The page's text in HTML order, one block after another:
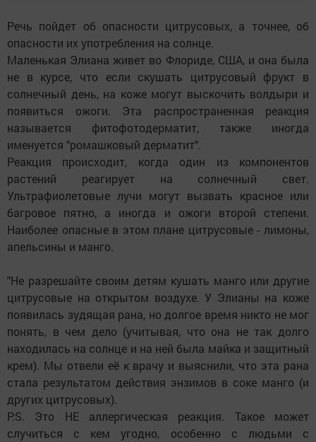
Речь пойдет об опасности цитрусовых, а точнее, об
опасности их употребления на солнце.
Маленькая Элиана живет во Флориде, США, и она была
не в курсе, что если скушать цитрусовый фрукт в
солнечный день, на коже могут выскочить волдыри и
появиться ожоги. Эта распространенная реакция
называется фитофотодерматит, также иногда
именуется "ромашковый дерматит".
Реакция происходит, когда один из компонентов
растений реагирует на солнечный свет.
Ультрафиолетовые лучи могут вызвать красное или
багровое пятно, а иногда и ожоги второй степени.
Наиболее опасные в этом плане цитрусовые - лимоны,
апельсины и манго.
"Не разрешайте своим детям кушать манго или другие
цитрусовые на открытом воздухе. У Элианы на коже
появилась зудящая рана, но долгое время никто не мог
понять, в чем дело (учитывая, что она не так долго
находилась на солнце и на ней была майка и защитный
крем). Мы отвели её к врачу и выяснили, что эта рана
стала результатом действия энзимов в соке манго (и
других цитрусовых).
P.S. Это НЕ аллергическая реакция. Такое может
случиться с кем угодно, особенно с людьми с